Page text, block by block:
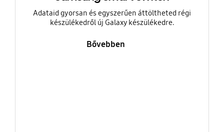
Adataid gyorsan és egyszerűen áttöltheted régi
készülékedről új Galaxy készülékedre.
Bővebben